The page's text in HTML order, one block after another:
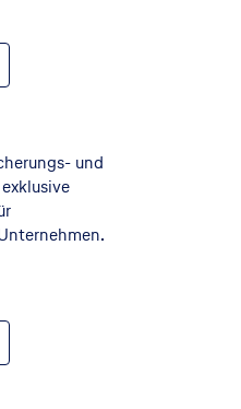
und